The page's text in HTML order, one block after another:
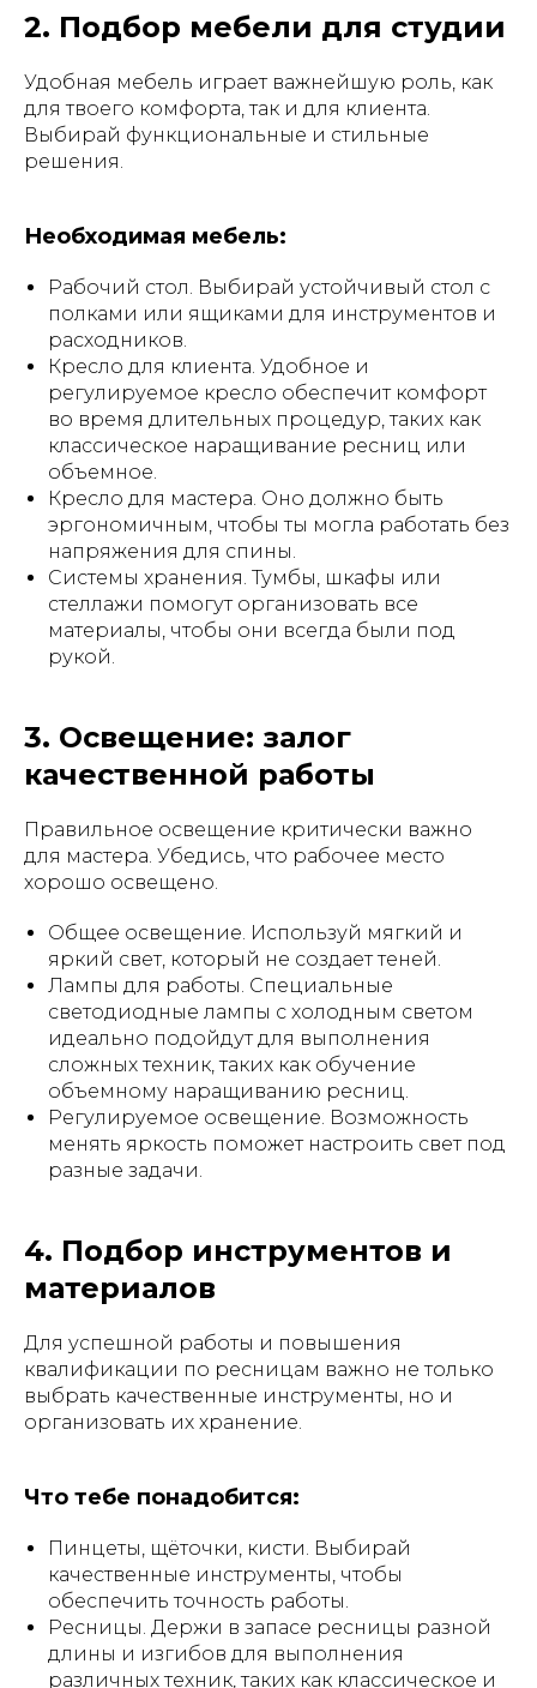
2. Подбор мебели для студии
Удобная мебель играет важнейшую роль, как
для твоего комфорта, так и для клиента.
Выбирай функциональные и стильные
решения.
Необходимая мебель:
Рабочий стол. Выбирай устойчивый стол с
полками или ящиками для инструментов и
расходников.
Кресло для клиента. Удобное и
регулируемое кресло обеспечит комфорт
во время длительных процедур, таких как
классическое наращивание ресниц или
объемное.
Кресло для мастера. Оно должно быть
эргономичным, чтобы ты могла работать без
напряжения для спины.
Системы хранения. Тумбы, шкафы или
стеллажи помогут организовать все
материалы, чтобы они всегда были под
рукой.
3. Освещение: залог
качественной работы
Правильное освещение критически важно
для мастера. Убедись, что рабочее место
хорошо освещено.
Общее освещение. Используй мягкий и
яркий свет, который не создает теней.
Лампы для работы. Специальные
светодиодные лампы с холодным светом
идеально подойдут для выполнения
сложных техник, таких как обучение
объемному наращиванию ресниц.
Регулируемое освещение. Возможность
менять яркость поможет настроить свет под
разные задачи.
4. Подбор инструментов и
материалов
Для успешной работы и повышения
квалификации по ресницам важно не только
выбрать качественные инструменты, но и
организовать их хранение.
Что тебе понадобится:
Пинцеты, щёточки, кисти. Выбирай
качественные инструменты, чтобы
обеспечить точность работы.
Ресницы. Держи в запасе ресницы разной
длины и изгибов для выполнения
различных техник, таких как классическое и